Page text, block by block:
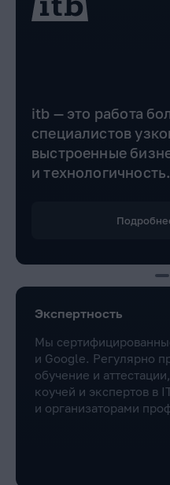
itb — это работа
специалистов
выстроенные
и технологичность.
Экспертность
Мы
и Google. Регулярно
обучение и
коучей и экспертов в
и организаторами